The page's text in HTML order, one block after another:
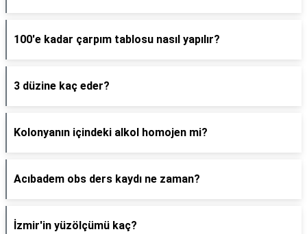
100'e kadar çarpım tablosu nasıl yapılır?
3 düzine kaç eder?
Kolonyanın içindeki alkol homojen mi?
Acıbadem obs ders kaydı ne zaman?
İzmir'in yüzölçümü kaç?